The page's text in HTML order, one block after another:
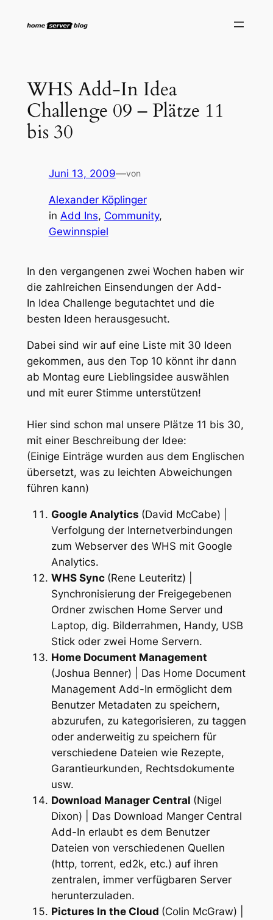
Inhalt
WHS Add-In Idea
Challenge 09 – Plätze 11
bis 30
Juni 13, 2009—von
Alexander Köplinger
in Add Ins, Community
Gewinnspiel
In den vergangenen zwei Wochen haben wir
die zahlreichen Einsendungen der Add-
In Idea Challenge begutachtet und die
besten Ideen herausgesucht.
Dabei sind wir auf eine Liste mit 30 Ideen
gekommen, aus den Top 10 könnt ihr dann
ab Montag eure Lieblingsidee auswählen
und mit eurer Stimme unterstützen!
Hier sind schon mal unsere Plätze 11 bis 30,
mit einer Beschreibung der Idee:
(Einige Einträge wurden aus dem Englischen
übersetzt, was zu leichten Abweichungen
führen kann)
Google Analytics (David McCabe) |
Verfolgung der Internetverbindungen
zum Webserver des WHS mit Google
Analytics.
WHS Sync (Rene Leuteritz) |
Synchronisierung der Freigegebenen
Ordner zwischen Home Server und
Laptop, dig. Bilderrahmen, Handy, USB
Stick oder zwei Home Servern.
Home Document Management
(Joshua Benner) | Das Home Document
Management Add-In ermöglicht dem
Benutzer Metadaten zu speichern,
abzurufen, zu kategorisieren, zu taggen
oder anderweitig zu speichern für
verschiedene Dateien wie Rezepte,
Garantieurkunden, Rechtsdokumente
usw.
Download Manager Central (Nigel
Dixon) | Das Download Manger Central
Add-In erlaubt es dem Benutzer
Dateien von verschiedenen Quellen
(http, torrent, ed2k, etc.) auf ihren
zentralen, immer verfügbaren Server
herunterzuladen.
Pictures In the Cloud (Colin McGraw) |